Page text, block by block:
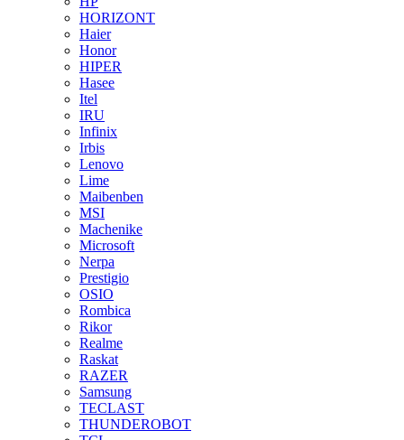
HORIZONT
Haier
Honor
HIPER
Hasee
Itel
IRU
Infinix
Irbis
Lenovo
Lime
Maibenben
MSI
Machenike
Microsoft
Nerpa
Prestigio
OSIO
Rombica
Rikor
Realme
Raskat
RAZER
Samsung
TECLAST
THUNDEROBOT